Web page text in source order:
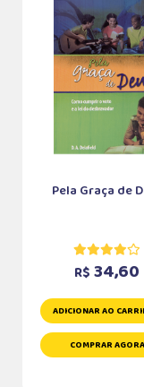
Pela Graça de
R$ 34,60
ADICIONAR AO
COMPRAR AGORA